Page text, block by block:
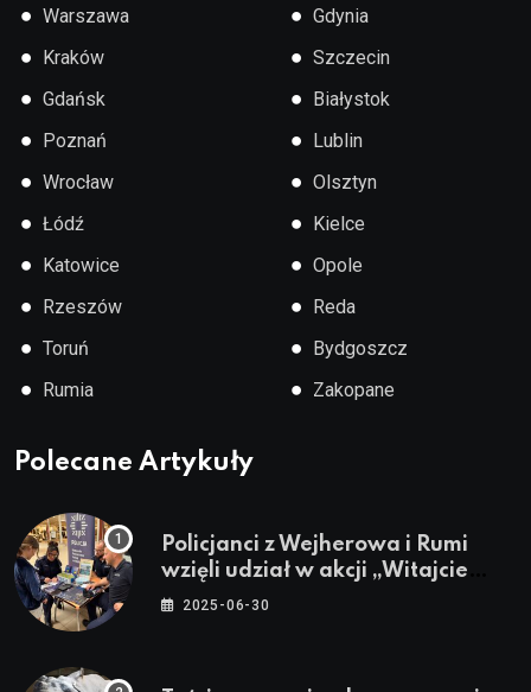
● Warszawa
● Kraków
● Gdańsk
● Poznań
● Wrocław
● Łódź
● Katowice
● Rzeszów
● Toruń
● Rumia
● Gdynia
● Szczecin
● Białystok
● Lublin
● Olsztyn
● Kielce
● Opole
● Reda
● Bydgoszcz
● Zakopane
Polecane Artykuły
Policjanci z Wejherowa i Rumi
wzięli udział w akcji „Witajcie
Wakacje”
2025-06-30